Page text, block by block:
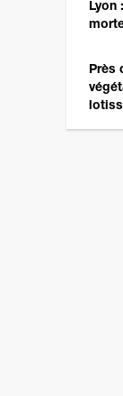
Lyon
Près